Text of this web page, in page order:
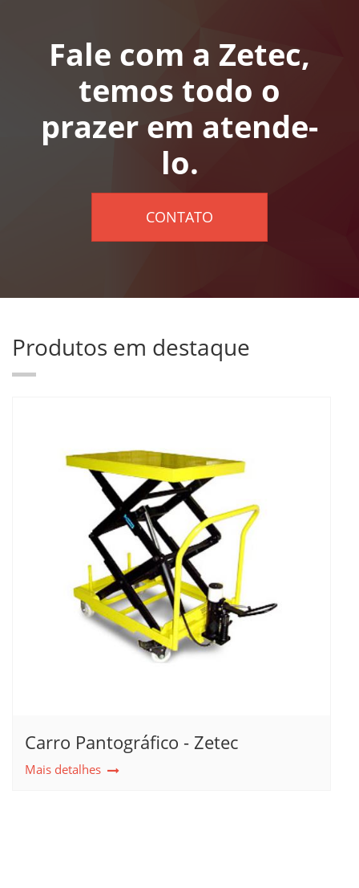
Fale com a Zetec,
temos todo o
prazer em atende-
lo.
CONTATO
Produtos em destaque
Carro Pantográfico - Zetec
Mais detalhes